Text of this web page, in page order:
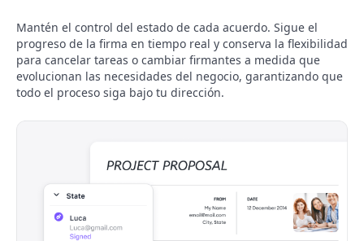
Mantén el control del estado de cada acuerdo. Sigue el
progreso de la firma en tiempo real y conserva la flexibilidad
para cancelar tareas o cambiar firmantes a medida que
evolucionan las necesidades del negocio, garantizando que
todo el proceso siga bajo tu dirección.